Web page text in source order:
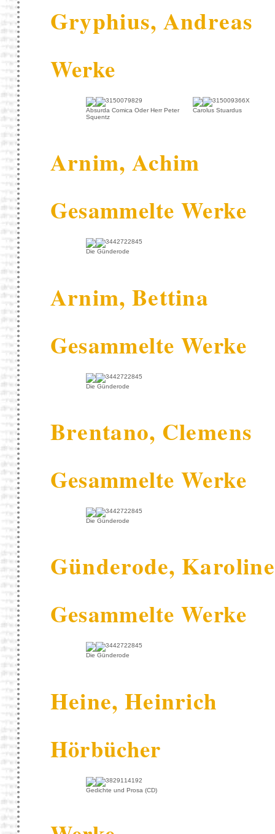
Gryphius, Andreas
Werke
Absurda Comica Oder Herr Peter
Squentz
Carolus Stuardus
Arnim, Achim
Gesammelte Werke
Die Günderode
Arnim, Bettina
Gesammelte Werke
Die Günderode
Brentano, Clemens
Gesammelte Werke
Die Günderode
Günderode, Karoline
Gesammelte Werke
Die Günderode
Heine, Heinrich
Hörbücher
Gedichte und Prosa (CD)